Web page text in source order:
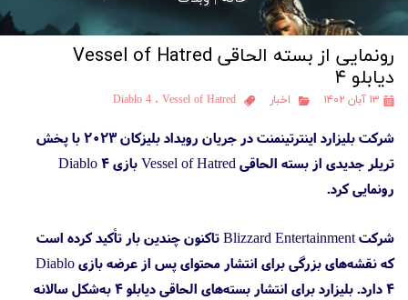
خروج از حساب کاربری
رونمایی از بسته الحاقی Vessel of Hatred
دیابلو ۴
۱۳ آبان ۱۴۰۲ اخبار Diablo 4 ، Vessel of Hatred
شرکت بلیزارد اینترتینمنت در جریان رویداد بلیزکان ۲۰۲۳ با پخش
تریلر جدیدی از بسته الحاقی Vessel of Hatred بازی Diablo 4
رونمایی کرد.
شرکت Blizzard Entertainment تاکنون چندین بار تأکید کرده است
که نقشه‌های بزرگی برای انتشار محتوای پس از عرضه بازی Diablo
4 دارد. بلیزارد برای انتشار بسته‌های الحاقی دیابلو ۴ به‌شکل سالانه